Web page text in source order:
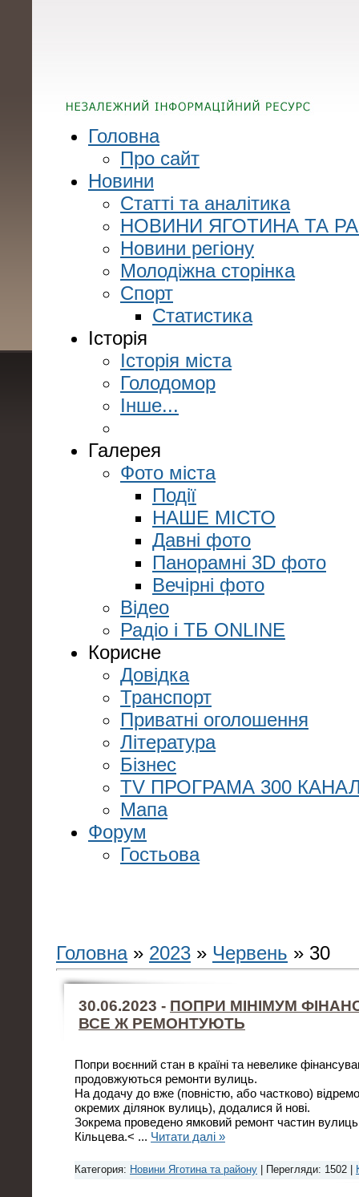
Головна
Про сайт
Новини
Статті та аналітика
НОВИНИ ЯГОТИНА ТА
Новини регіону
Молодіжна сторінка
Спорт
Статистика
Історія
Історія міста
Голодомор
Інше...
Галерея
Фото міста
Події
НАШЕ МІСТО
Давні фото
Панорамні 3D фото
Вечірні фото
Відео
Радіо і ТБ ONLINE
Корисне
Довідка
Транспорт
Приватні оголошення
Література
Бізнес
TV ПРОГРАМА 300
Мапа
Форум
Гостьова
Головна» 2023 » Червень » 30
30.06.2023 - ПОПРИ МІНІМУМ
ВСЕ Ж РЕМОНТУЮТЬ
Попри воєнний стан в країні та невелике
продовжуються ремонти вулиць.
На додачу до вже (повністю, або частково)
окремих ділянок вулиць), додалися й нові.
Зокрема проведено ямковий ремонт частин
Кільцева.< ... Читати далі »
Категория: Новини Яготина та району | Перегляди: 1502 |